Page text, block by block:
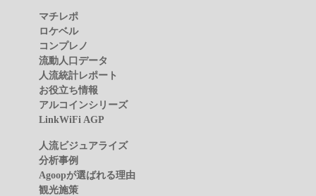
マチレポ
ロケベル
コンプレノ
流動人口データ
人流統計レポート
お役立ち情報
アルコインシリーズ
LinkWiFi AGP
人流ビジュアライズ
分析事例
Agoopが選ばれる理由
観光施策